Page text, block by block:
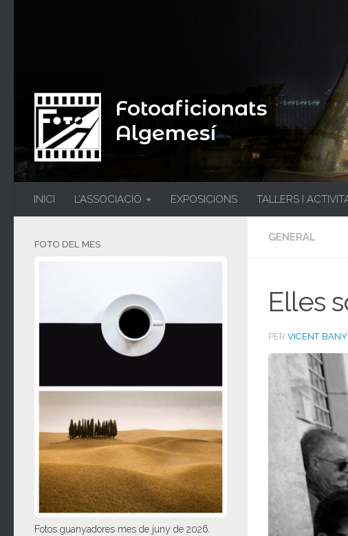
Fotoaficionats
Algemesí
INICI L’ASSOCIACIÓ EXPOSICIONS TALLERS I
GENERAL
Elles
PER VICENT
FOTO DEL MES
Fotos guanyadores mes de juny de 2026.